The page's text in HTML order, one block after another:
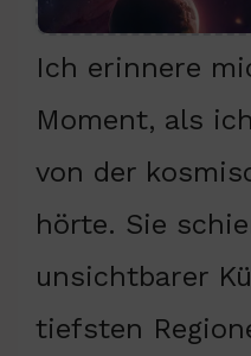
Ich erinnere
Moment, als
von der
hörte. Sie
unsichtbarer
tiefsten